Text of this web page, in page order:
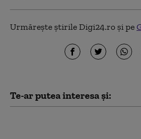
Urmărește știrile Digi24.ro și pe
Te-ar putea interesa și: